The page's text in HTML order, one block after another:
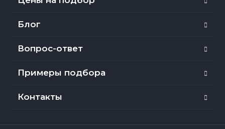
Блог
Вопрос-ответ
Примеры подбора
Контакты